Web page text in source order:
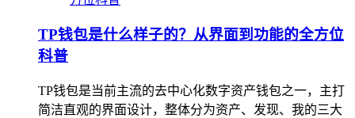
TP钱包是什么样子的？从界面到功能的全方位
科普
TP钱包是当前主流的去中心化数字资产钱包之一，主打
简洁直观的界面设计，整体分为资产、发现、我的三大